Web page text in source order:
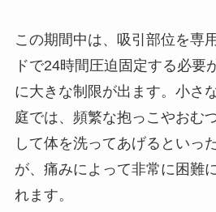
この期間中は、吸引部位を専
ドで24時間圧迫固定する必要
に大きな制限が出ます。小さ
庭では、頻繁な抱っこやおむ
して体を洗ってあげるといっ
が、痛みによって非常に困難
れます。